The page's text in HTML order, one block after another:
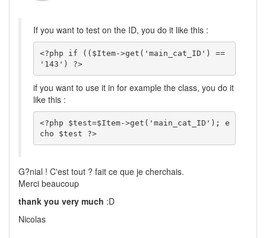
If you want to test on the ID, you do it like this :
<?php if (($Item->get('main_cat_ID') ==
'143') ?>
if you want to use it in for example the class, you do it
like this :
<?php $test=$Item->get('main_cat_ID'); e
cho $test ?>
G?nial ! C'est tout ? fait ce que je cherchais.
Merci beaucoup
thank you very much :D
Nicolas